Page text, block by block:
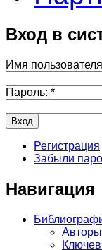
Вход в
Имя
Пароль: *
Регистрация
Забыли
Навигация
Авторы